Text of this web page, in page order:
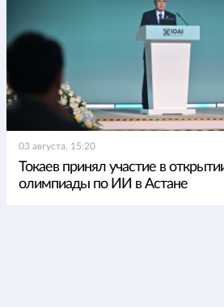
03 августа, 15:20
Токаев принял участие в
олимпиады по ИИ в Астане